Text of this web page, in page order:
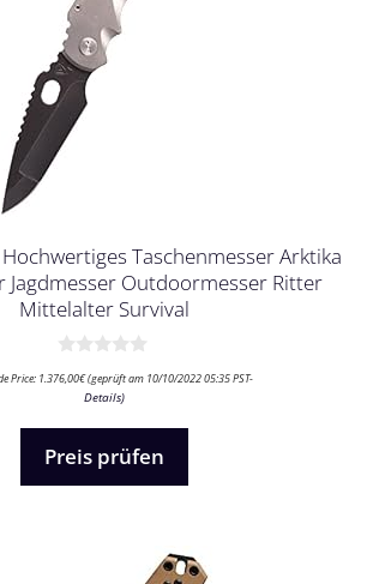
Taschenmesser Arktika
Jagdmesser Outdoormesser Ritter
Mittelalter Survival
v
Price: 1.376,00€(geprüft am 10/10/2022 05:35 PST-
Details)
Preis prüfen